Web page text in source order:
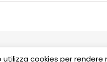
cookies per